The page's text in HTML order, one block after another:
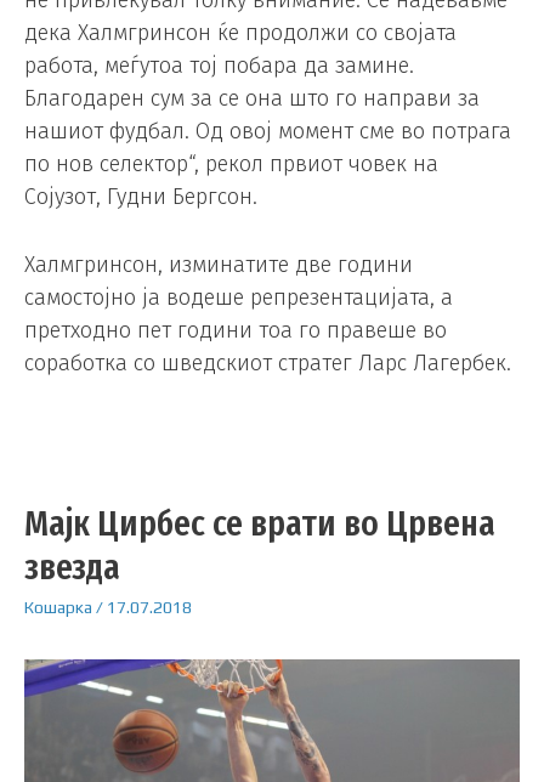
дека Халмгринсон ќе продолжи со својата
работа, меѓутоа тој побара да замине.
Благодарен сум за се она што го направи за
нашиот фудбал. Од овој момент сме во потрага
по нов селектор“, рекол првиот човек на
Сојузот, Гудни Бергсон.
Халмгринсон, изминатите две години
самостојно ја водеше репрезентацијата, а
претходно пет години тоа го правеше во
соработка со шведскиот стратег Ларс Лагербек.
Мајк Цирбес се врати во Црвена
звезда
Кошарка / 17.07.2018